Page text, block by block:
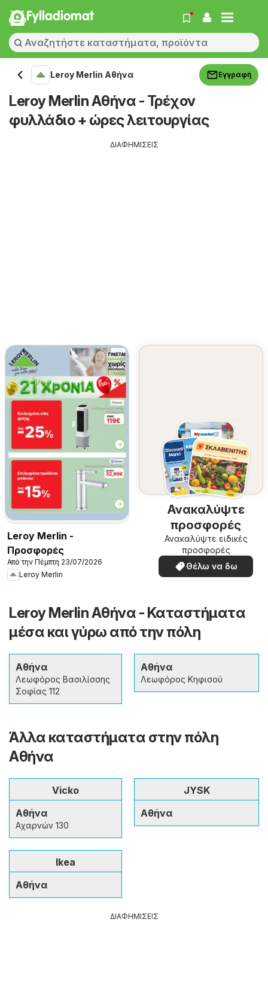
Fylladiomat
Leroy Merlin Αθήνα Εγγραφή
Leroy Merlin Αθήνα - Τρέχον
φυλλάδιο + ώρες λειτουργίας
ΔΙΑΦΗΜΙΣΕΙΣ
Leroy Merlin -
Προσφορές
Από την Πέμπτη 23/07/2026
Leroy Merlin
Ανακαλύψτε
προσφορές
Ανακαλύψτε ειδικές
προσφορές
Θέλω να δω
Leroy Merlin Αθήνα - Καταστήματα
μέσα και γύρω από την πόλη
Αθήνα
Λεωφόρος Βασιλίσσης
Σοφίας 112
Αθήνα
Λεωφόρος Κηφισού
Άλλα καταστήματα στην πόλη
Αθήνα
Vicko
Αθήνα
Αχαρνών 130
JYSK
Αθήνα
Ikea
Αθήνα
ΔΙΑΦΗΜΙΣΕΙΣ